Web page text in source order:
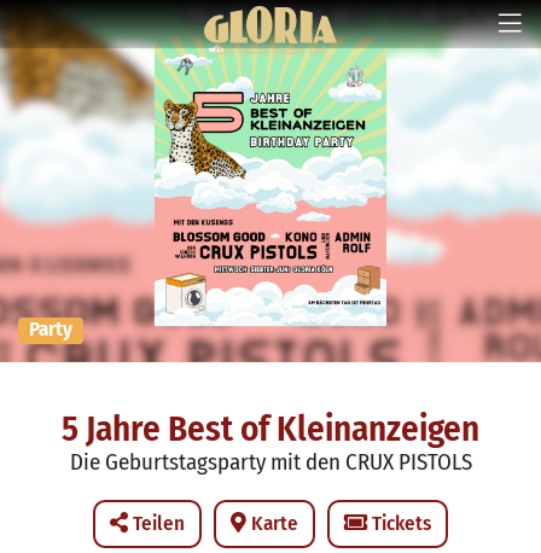
Party
5 Jahre Best of Kleinanzeigen
Die Geburtstagsparty mit den CRUX PISTOLS
Teilen Karte Tickets